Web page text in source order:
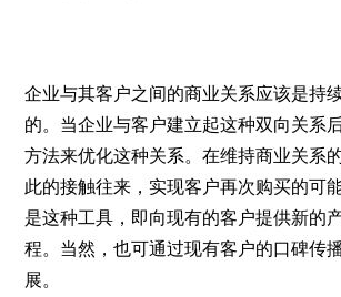
企业与其客户之间的商业关系应该是持
的。当企业与客户建立起这种双向关系
方法来优化这种关系。在维持商业关系
此的接触往来，实现客户再次购买的可
是这种工具，即向现有的客户提供新的
程。当然，也可通过现有客户的口碑传
展。